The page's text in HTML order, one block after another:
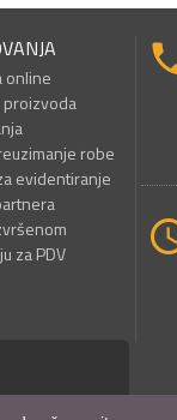
online
proizvoda
robe
evidentiranje
za PDV